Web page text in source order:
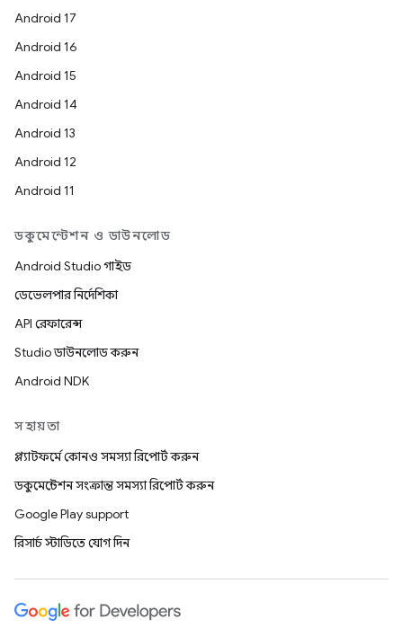
Android 17
Android 16
Android 15
Android 14
Android 13
Android 12
Android 11
ডকুমেন্টেশন ও ডাউনলোড
Android Studio গাইড
ডেভেলপার নির্দেশিকা
API রেফারেন্স
Studio ডাউনলোড করুন
Android NDK
সহায়তা
প্ল্যাটফর্মে কোনও সমস্যা রিপোর্ট করুন
ডকুমেন্টেশন সংক্রান্ত সমস্যা রিপোর্ট করুন
Google Play support
রিসার্চ স্টাডিতে যোগ দিন